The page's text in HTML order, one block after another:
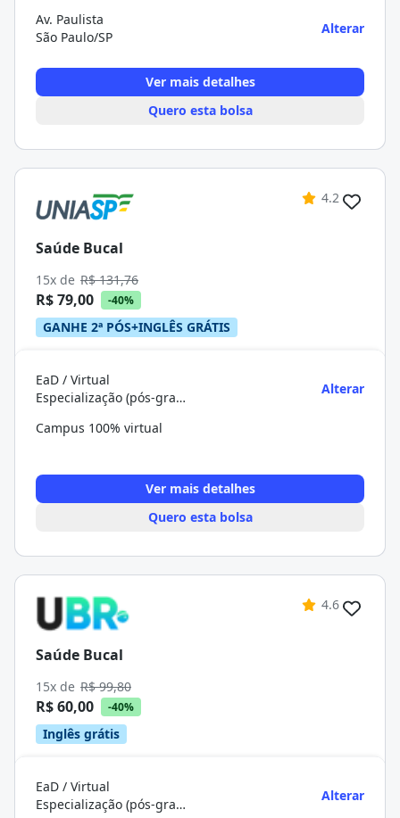
Av. Paulista
São Paulo/SP
Alterar
Ver mais detalhes
Quero esta bolsa
4.2
Saúde Bucal
15x de R$ 131,76
R$ 79,00 -40%
GANHE 2ª PÓS+INGLÊS GRÁTIS
EaD / Virtual
Especialização (pós-graduação)
Alterar
Campus 100% virtual
Ver mais detalhes
Quero esta bolsa
4.6
Saúde Bucal
15x de R$ 99,80
R$ 60,00 -40%
Inglês grátis
EaD / Virtual
Especialização (pós-graduação)
Alterar